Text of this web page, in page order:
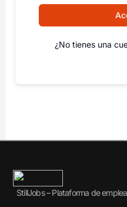
¿No tienes una
StillJobs – Plataforma de